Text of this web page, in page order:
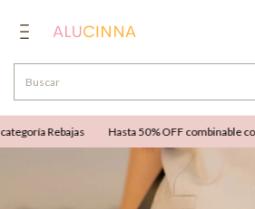
Rebajas Hasta 50% OFF combinable